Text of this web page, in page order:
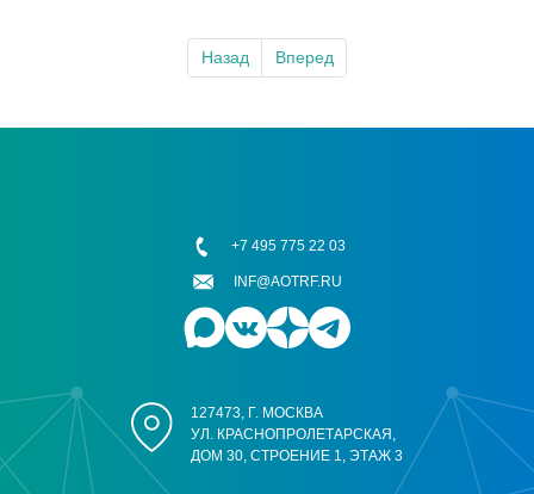
Назад Вперед
127473, Г. МОСКВА
УЛ. КРАСНОПРОЛЕТАРСКАЯ,
ДОМ 30, СТРОЕНИЕ 1, ЭТАЖ 3
+7 495 775 22 03
INF@AOTRF.RU